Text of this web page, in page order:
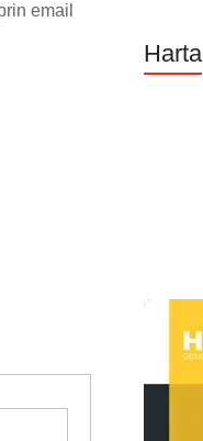
email
Harta